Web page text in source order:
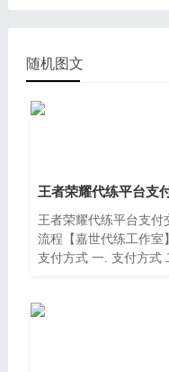
随机图文
王者荣耀代练平台支付
流程【嘉世代练工作室】
支付方式 一. 支付方式